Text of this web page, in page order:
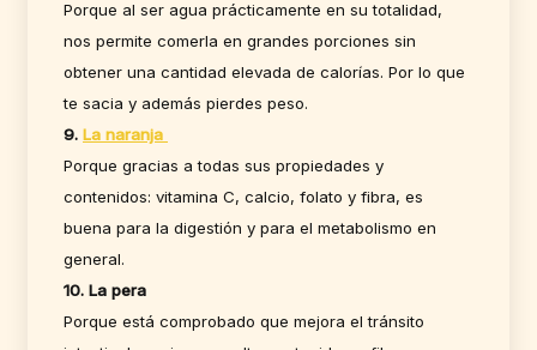
Porque al ser agua prácticamente en su totalidad,
nos permite comerla en grandes porciones sin
obtener una cantidad elevada de calorías. Por lo que
te sacia y además pierdes peso.
9. La naranja
Porque gracias a todas sus propiedades y
contenidos: vitamina C, calcio, folato y fibra, es
buena para la digestión y para el metabolismo en
general.
10. La pera
Porque está comprobado que mejora el tránsito